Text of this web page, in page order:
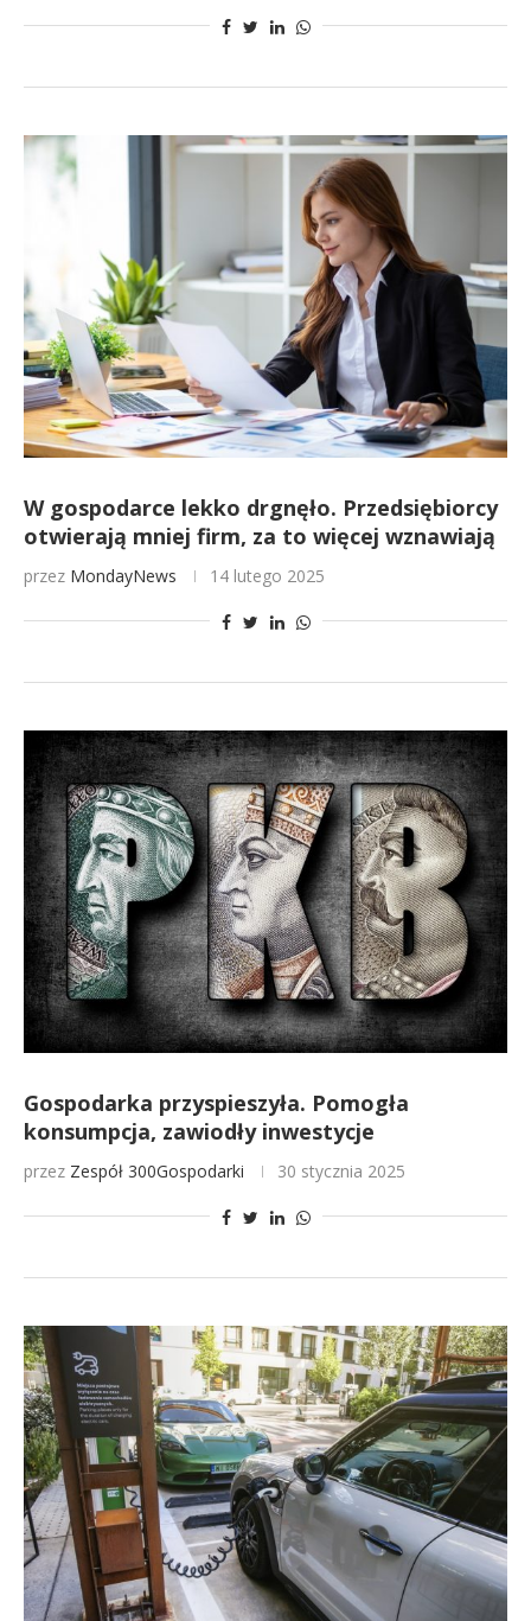
W gospodarce lekko drgnęło. Przedsiębiorcy
otwierają mniej firm, za to więcej wznawiają
przez MondayNews 14 lutego 2025
Gospodarka przyspieszyła. Pomogła
konsumpcja, zawiodły inwestycje
przez Zespół 300Gospodarki 30 stycznia 2025